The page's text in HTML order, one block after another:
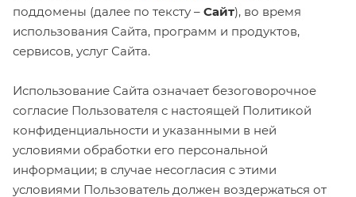
поддомены (далее по тексту – Сайт), во время
использования Cайта, программ и продуктов,
сервисов, услуг Сайта.
Использование Сайта означает безоговорочное
согласие Пользователя с настоящей Политикой
конфиденциальности и указанными в ней
условиями обработки его персональной
информации; в случае несогласия с этими
условиями Пользователь должен воздержаться от